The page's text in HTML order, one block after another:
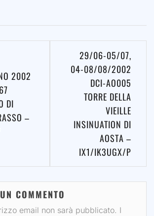
2002
DI
–
29/06-05/07,
04-08/08/2002
DCI-AO005
TORRE DELLA
VIEILLE
INSINUATION DI
AOSTA –
IX1/IK3UGX/P
COMMENTO
email non sarà pubblicato. I